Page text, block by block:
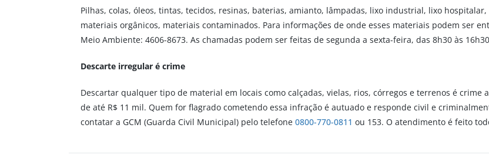
Pilhas, colas, óleos, tintas, tecidos, resinas, baterias, amianto, lâmpadas, lixo industrial, lixo
materiais orgânicos, materiais contaminados. Para informações de onde esses materiais podem ser
Meio Ambiente: 4606-8673. As chamadas podem ser feitas de segunda a sexta-feira, das 8h30 às
Descarte irregular é crime
Descartar qualquer tipo de material em locais como calçadas, vielas, rios, córregos e terrenos é crime
de até R$ 11 mil. Quem for flagrado cometendo essa infração é autuado e responde civil e
contatar a GCM (Guarda Civil Municipal) pelo telefone 0800-770-0811 ou 153. O atendimento é feito